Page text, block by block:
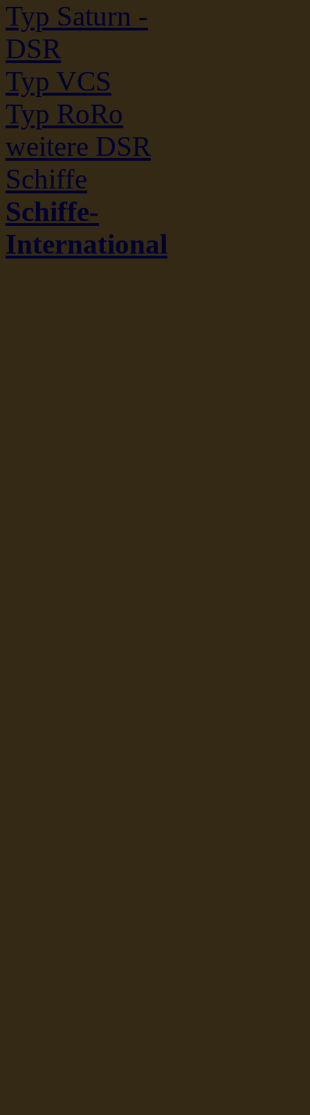
Typ Saturn -
DSR
Typ VCS
Typ RoRo
weitere DSR
Schiffe
Schiffe-
International